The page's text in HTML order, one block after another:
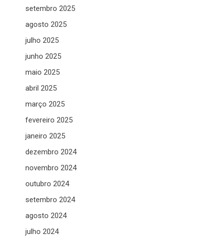
setembro 2025
agosto 2025
julho 2025
junho 2025
maio 2025
abril 2025
março 2025
fevereiro 2025
janeiro 2025
dezembro 2024
novembro 2024
outubro 2024
setembro 2024
agosto 2024
julho 2024